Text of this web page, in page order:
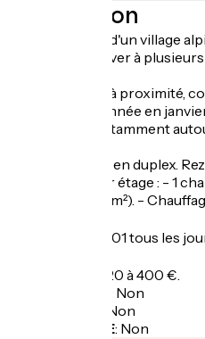
Description
Séjour au pied d'un village
pour se retrouver à
Parc de loisirs à proximité,
effet, chaque année en
d'Argent, et notamment
Gîte Cyclamen en duplex.
handicapés. 1er étage : - 1
privatif clos (8 m²). -
Du 01/01 au 01/01 tous les
Semaine : de 320 à 400 €.
Non
Non
Recharge VAE: Non